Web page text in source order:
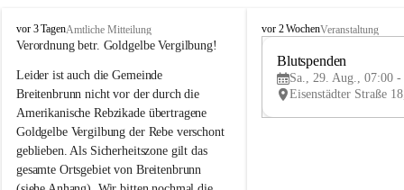
B
r
i
t
e
n
b
r
u
vor 3 TagenAmtliche Mitteilung
Verordnung betr. Goldgelbe Vergilbung!
Leider ist auch die Gemeinde
Breitenbrunn nicht vor der durch die
Amerikanische Rebzikade übertragene
Goldgelbe Vergilbung der Rebe verschont
geblieben. Als Sicherheitszone gilt das
gesamte Ortsgebiet von Breitenbrunn
B
e
vor 2 WochenVeranstaltung
Blutspenden
Sa., 29. Aug., 07:00 -